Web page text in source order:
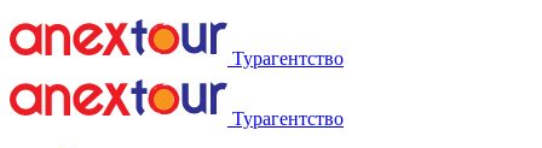
Турагентство
Турагентство